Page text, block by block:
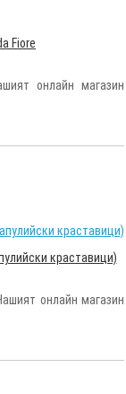
Fiore
онлайн магазин
краставици)
онлайн магазин